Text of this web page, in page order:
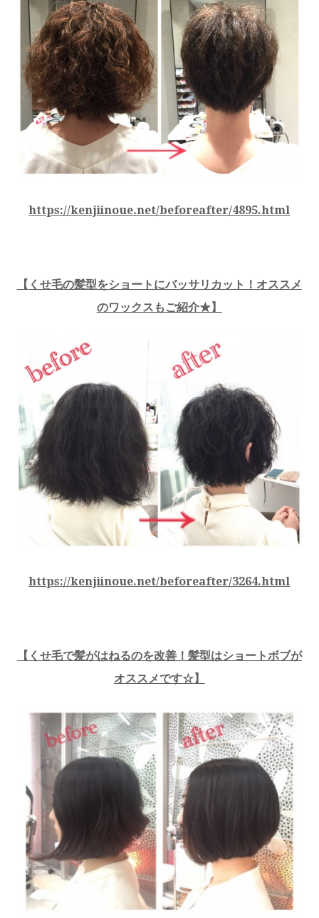
https://kenjiinoue.net/beforeafter/4895.html
【 くせ毛の髪型をショートにバッサリカット！オススメ
のワックスもご紹介★】
https://kenjiinoue.net/beforeafter/3264.html
【くせ毛で髪がはねるのを改善！髪型はショートボブが
オススメです☆】